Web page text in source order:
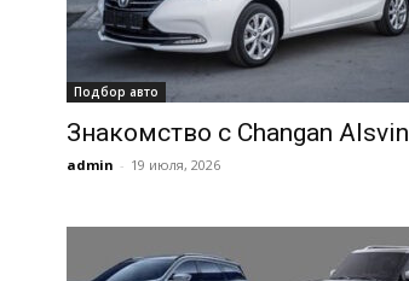
Подбор авто
Знакомство с Changan Alsvin
admin - 19 июля, 2026